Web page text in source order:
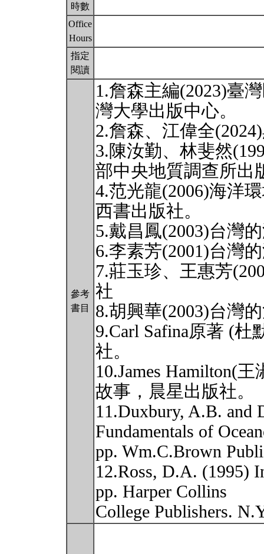
時數
Office
Hours
指定
閱讀
參考
書目
1.詹森主編(2023)臺
灣大學出版中心。
2.詹森、江偉全
3.陳汝勤、林斐然
部中央地質調查所出
4.范光龍(2006)海洋
西書出版社。
5.戴昌鳳(2003)台灣
6.李素芳(2001)台灣
7.莊玉珍、王惠芳
社
8.胡興華(2003)台灣
9.Carl Safina原著 (
社。
10.James Hamilton(
故事，晨星出版社。
11.Duxbury, A.B. and
Fundamentals of
pp. Wm.C.Brown
12.Ross, D.A. (1995)
pp. Harper Collins
College Publishers.